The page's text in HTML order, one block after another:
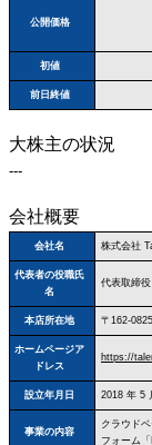
公開価格
初値
前日終値
大株主の状況
---
会社概要
会社名 株式会社
代表者の役職氏
名
代表取締
本店所在地 〒
ホームページア
ドレス
https://
設立年月日 2018 年 5
事業の内容
クラウド
フォーム